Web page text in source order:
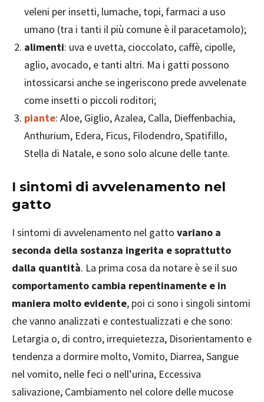
veleni per insetti, lumache, topi, farmaci a uso
umano (tra i tanti il più comune è il paracetamolo);
alimenti: uva e uvetta, cioccolato, caffè, cipolle,
aglio, avocado, e tanti altri. Ma i gatti possono
intossicarsi anche se ingeriscono prede avvelenate
come insetti o piccoli roditori;
piante: Aloe, Giglio, Azalea, Calla, Dieffenbachia,
Anthurium, Edera, Ficus, Filodendro, Spatifillo,
Stella di Natale, e sono solo alcune delle tante.
I sintomi di avvelenamento nel
gatto
I sintomi di avvelenamento nel gatto variano a
seconda della sostanza ingerita e soprattutto
dalla quantità. La prima cosa da notare è se il suo
comportamento cambia repentinamente e in
maniera molto evidente, poi ci sono i singoli sintomi
che vanno analizzati e contestualizzati e che sono:
Letargia o, di contro, irrequietezza, Disorientamento e
tendenza a dormire molto, Vomito, Diarrea, Sangue
nel vomito, nelle feci o nell’urina, Eccessiva
salivazione, Cambiamento nel colore delle mucose